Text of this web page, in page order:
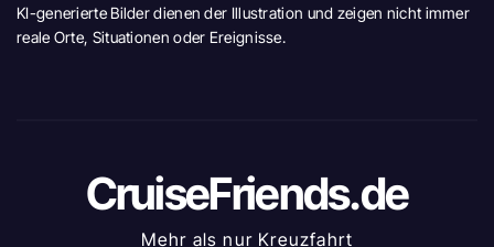
KI-generierte Bilder dienen der Illustration und zeigen nicht immer
reale Orte, Situationen oder Ereignisse.
CruiseFriends.de
Mehr als nur Kreuzfahrt